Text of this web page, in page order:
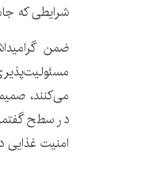
شرایطی که
ضمن
می‌کنند،
در سطح
امنیت غذایی